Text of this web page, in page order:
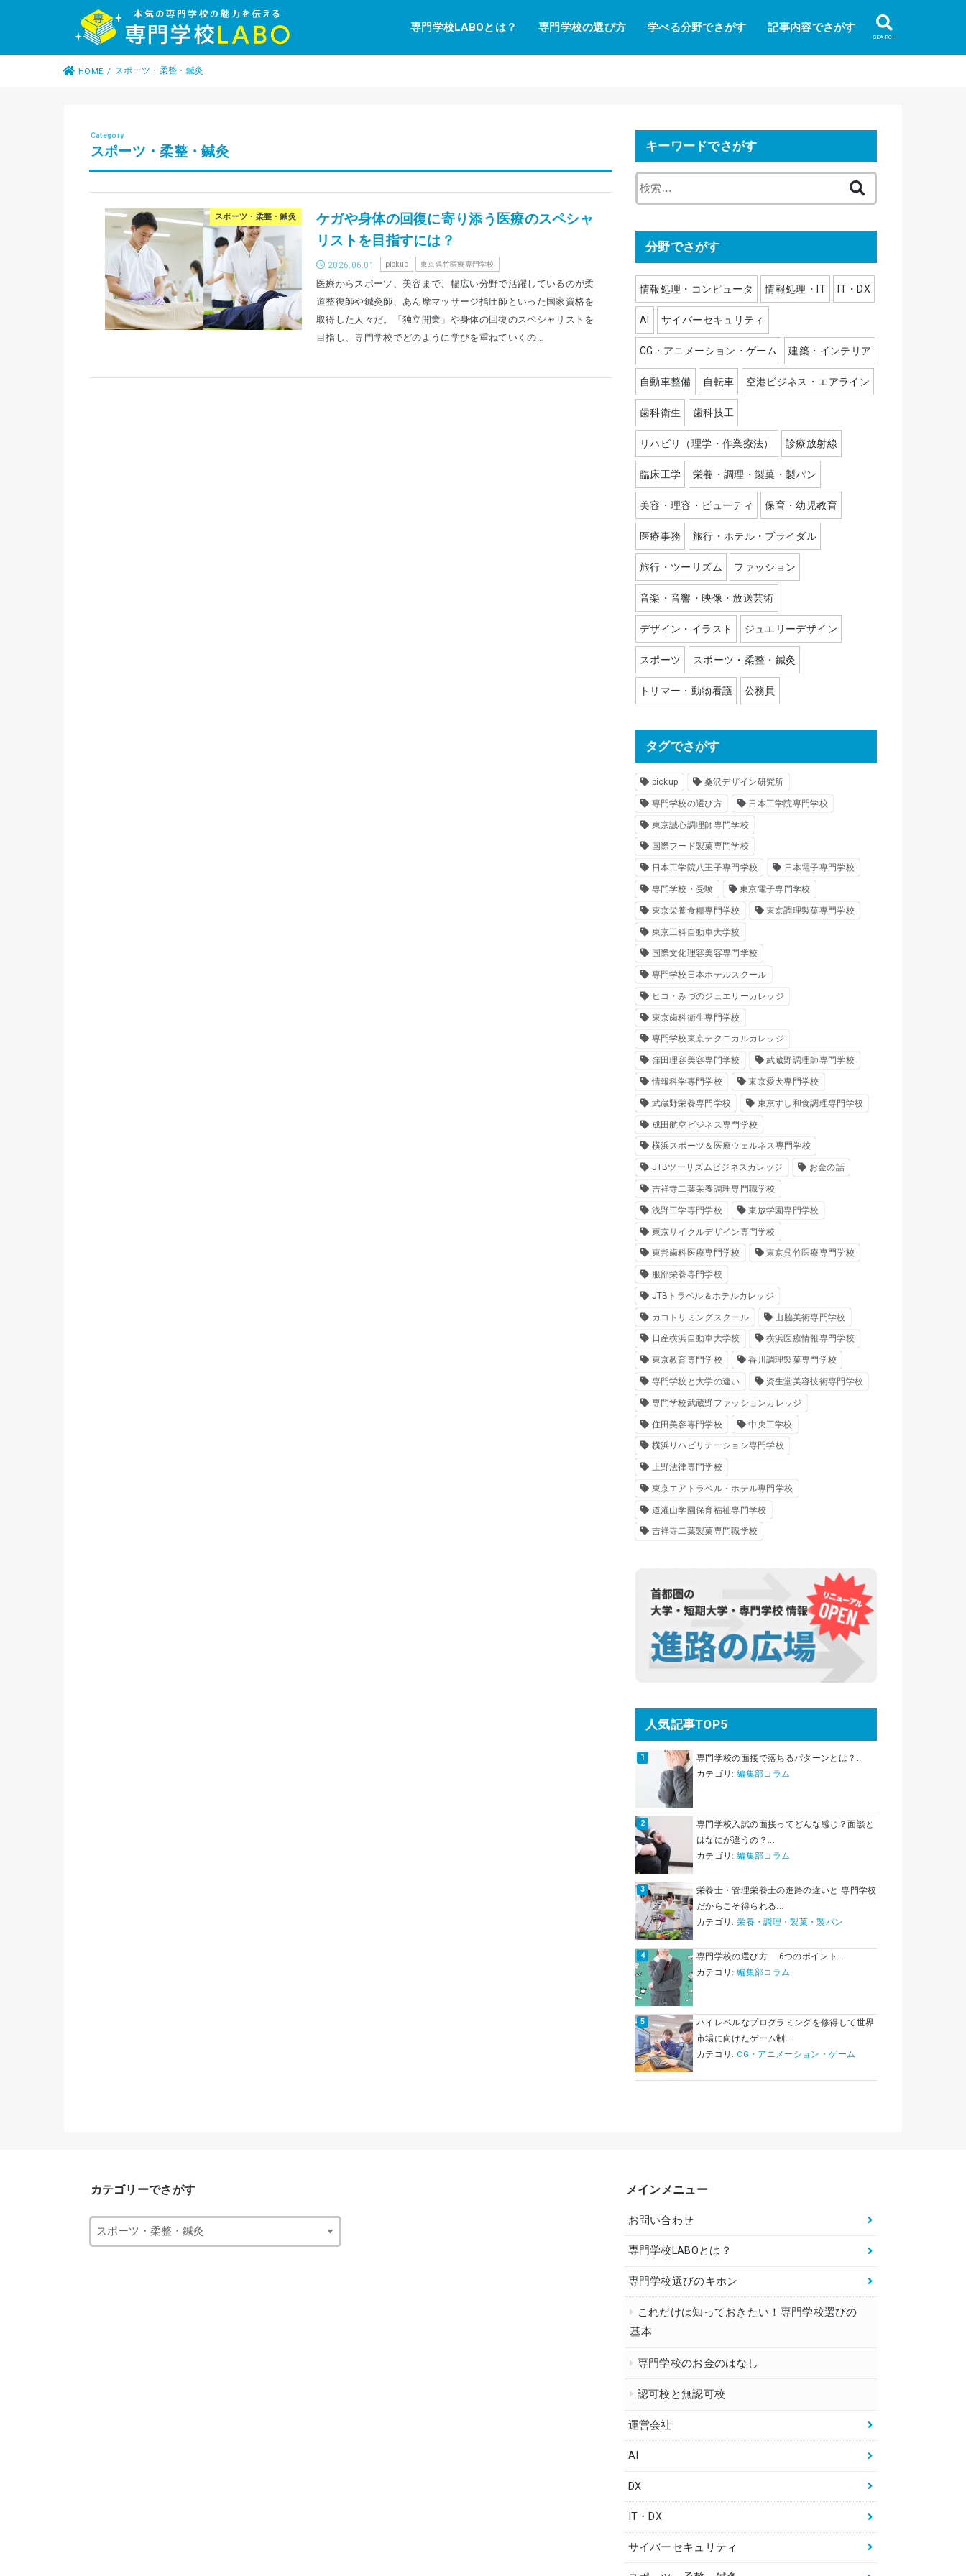
専門学校LABOとは？ 専門学校の選び方 学べる分野でさがす 記事内容でさがす
SEARCH
HOME スポーツ・柔整・鍼灸
スポーツ・柔整・鍼灸
スポーツ・柔整・鍼灸
ケガや身体の回復に寄り添う医療のスペシャ
リストを目指すには？
2026.06.01 pickup 東京呉竹医療専門学校
医療からスポーツ、美容まで、幅広い分野で活躍しているのが柔
道整復師や鍼灸師、あん摩マッサージ指圧師といった国家資格を
取得した人々だ。「独立開業」や身体の回復のスペシャリストを
目指し、専門学校でどのように学びを重ねていくの…
キーワードでさがす
索
分野でさがす
情報処理・コンピュータ 情報処理・IT IT・DX
AI サイバーセキュリティ
CG・アニメーション・ゲーム 建築・インテリア
自動車整備 自転車 空港ビジネス・エアライン
歯科衛生 歯科技工
リハビリ（理学・作業療法） 診療放射線
臨床工学 栄養・調理・製菓・製パン
美容・理容・ビューティ 保育・幼児教育
医療事務 旅行・ホテル・ブライダル
旅行・ツーリズム ファッション
音楽・音響・映像・放送芸術
デザイン・イラスト ジュエリーデザイン
スポーツ スポーツ・柔整・鍼灸
トリマー・動物看護 公務員
タグでさがす
pickup 桑沢デザイン研究所
専門学校の選び方 日本工学院専門学校
東京誠心調理師専門学校
国際フード製菓専門学校
日本工学院八王子専門学校 日本電子専門学校
専門学校・受験 東京電子専門学校
東京栄養食糧専門学校 東京調理製菓専門学校
東京工科自動車大学校
国際文化理容美容専門学校
専門学校日本ホテルスクール
ヒコ・みづのジュエリーカレッジ
東京歯科衛生専門学校
専門学校東京テクニカルカレッジ
窪田理容美容専門学校 武蔵野調理師専門学校
情報科学専門学校 東京愛犬専門学校
武蔵野栄養専門学校 東京すし和食調理専門学校
成田航空ビジネス専門学校
横浜スポーツ＆医療ウェルネス専門学校
JTBツーリズムビジネスカレッジ お金の話
吉祥寺二葉栄養調理専門職学校
浅野工学専門学校 東放学園専門学校
東京サイクルデザイン専門学校
東邦歯科医療専門学校 東京呉竹医療専門学校
服部栄養専門学校
JTBトラベル＆ホテルカレッジ
カコトリミングスクール 山脇美術専門学校
日産横浜自動車大学校 横浜医療情報専門学校
東京教育専門学校 香川調理製菓専門学校
専門学校と大学の違い 資生堂美容技術専門学校
専門学校武蔵野ファッションカレッジ
住田美容専門学校 中央工学校
横浜リハビリテーション専門学校
上野法律専門学校
東京エアトラベル・ホテル専門学校
道灌山学園保育福祉専門学校
吉祥寺二葉製菓専門職学校
人気記事TOP5
専門学校の面接で落ちるパターンとは？...
カテゴリ:編集部コラム
専門学校入試の面接ってどんな感じ？面談と
はなにが違うの？...
カテゴリ:編集部コラム
栄養士・管理栄養士の進路の違いと 専門学校
だからこそ得られる...
カテゴリ:栄養・調理・製菓・製パン
専門学校の選び方 6つのポイント...
カテゴリ:編集部コラム
ハイレベルなプログラミングを修得して世界
市場に向けたゲーム制...
カテゴリ: CG・アニメーション・ゲーム
カテゴリーでさがす メインメニュー
お問い合わせ
専門学校LABOとは？
専門学校選びのキホン
これだけは知っておきたい！専門学校選びの
基本
専門学校のお金のはなし
認可校と無認可校
運営会社
AI
DX
IT・DX
サイバーセキュリティ